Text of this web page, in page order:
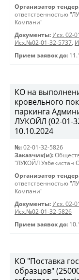
Организатор
ответственностью
Компани"
Документы: Исх. 02-
Исх.№02-01-32-5737,
Прием заявок до:
КО на
кровельного
паркинга
ЛУКОЙЛ (02-01-
10.10.2024
№: 02-01-32-5826
Заказчик(и):
"ЛУКОЙЛ Узбекистан
Организатор
ответственностью
Компани"
Документы: Исх. 02-
Исх.№02-01-32-5826
Прием заявок до:
КО "Поставка
образцов"